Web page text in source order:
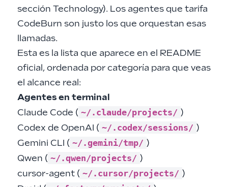
sección Technology). Los agentes que tarifa
CodeBurn son justo los que orquestan esas
llamadas.
Esta es la lista que aparece en el README
oficial, ordenada por categoría para que veas
el alcance real:
Agentes en terminal
Claude Code ( ~/.claude/projects/ )
Codex de OpenAI ( ~/.codex/sessions/ )
Gemini CLI ( ~/.gemini/tmp/ )
Qwen ( ~/.qwen/projects/ )
cursor-agent ( ~/.cursor/projects/ )